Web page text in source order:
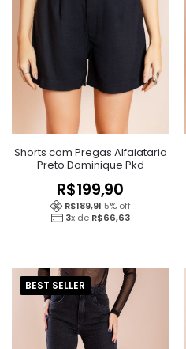
Shorts com Pregas Alfaiataria
Preto Dominique Pkd
R$199,90
R$189,91 5% off
3x de R$66,63
BEST SELLER